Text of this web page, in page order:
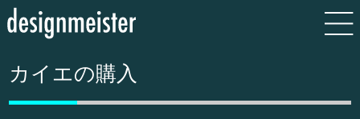
カイエの購入